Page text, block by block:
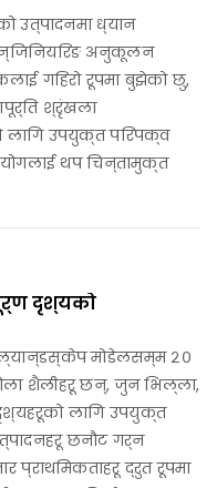
उत्पादनमा ध्यान
अनुकूलन
गहिरो रूपमा बुझेको छु,
श्रृंखला
लागि उपयुक्त परिपक्व
थप चिन्तामुक्त
दृश्यको
मोडेलसम्म २०
शैलीहरू छन्, जुन भिल्ला,
लागि उपयुक्त
छनौट गर्न
प्राथमिकताहरू द्रुत रूपमा